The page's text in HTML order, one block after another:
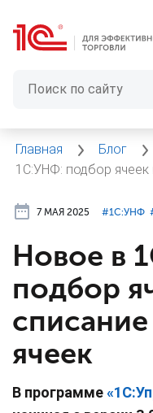
Главная Блог
1С:УНФ: подбор ячеек
7 МАЯ 2025 #⁣1С:УНФ
Новое в
подбор
ячеек
В программе